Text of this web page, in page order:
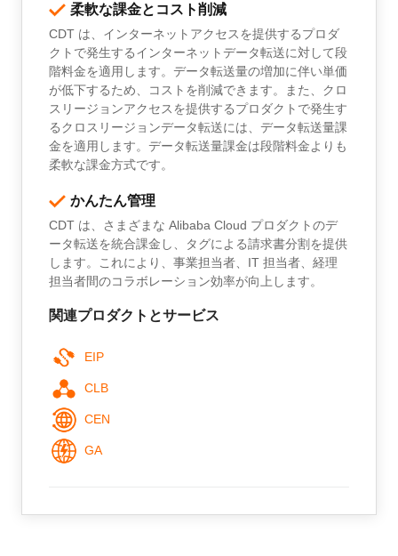
柔軟な課金とコスト削減
CDT は、インターネットアクセスを提供するプロダ
クトで発生するインターネットデータ転送に対して段
階料金を適用します。データ転送量の増加に伴い単価
が低下するため、コストを削減できます。また、クロ
スリージョンアクセスを提供するプロダクトで発生す
るクロスリージョンデータ転送には、データ転送量課
金を適用します。データ転送量課金は段階料金よりも
柔軟な課金方式です。
かんたん管理
CDT は、さまざまな Alibaba Cloud プロダクトのデ
ータ転送を統合課金し、タグによる請求書分割を提供
します。これにより、事業担当者、IT 担当者、経理
担当者間のコラボレーション効率が向上します。
関連プロダクトとサービス
EIP
CLB
CEN
GA